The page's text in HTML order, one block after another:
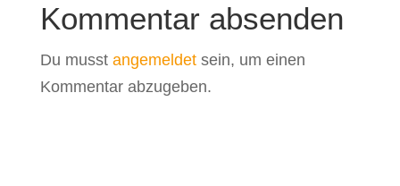
Kommentar absenden
Du musst angemeldetsein, um einen
Kommentar abzugeben.